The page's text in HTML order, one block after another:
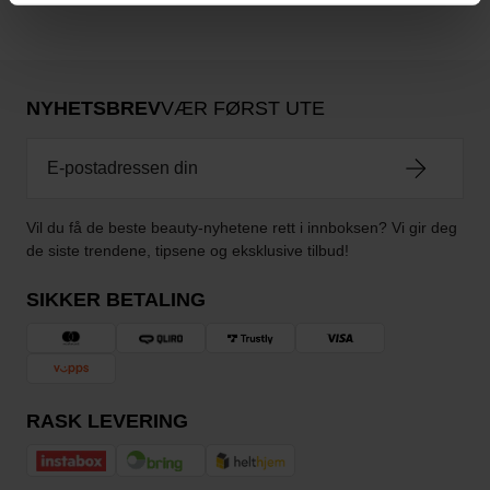
NYHETSBREVVÆR FØRST UTE
Vil du få de beste beauty-nyhetene rett i innboksen? Vi gir deg
de siste trendene, tipsene og eksklusive tilbud!
SIKKER BETALING
RASK LEVERING